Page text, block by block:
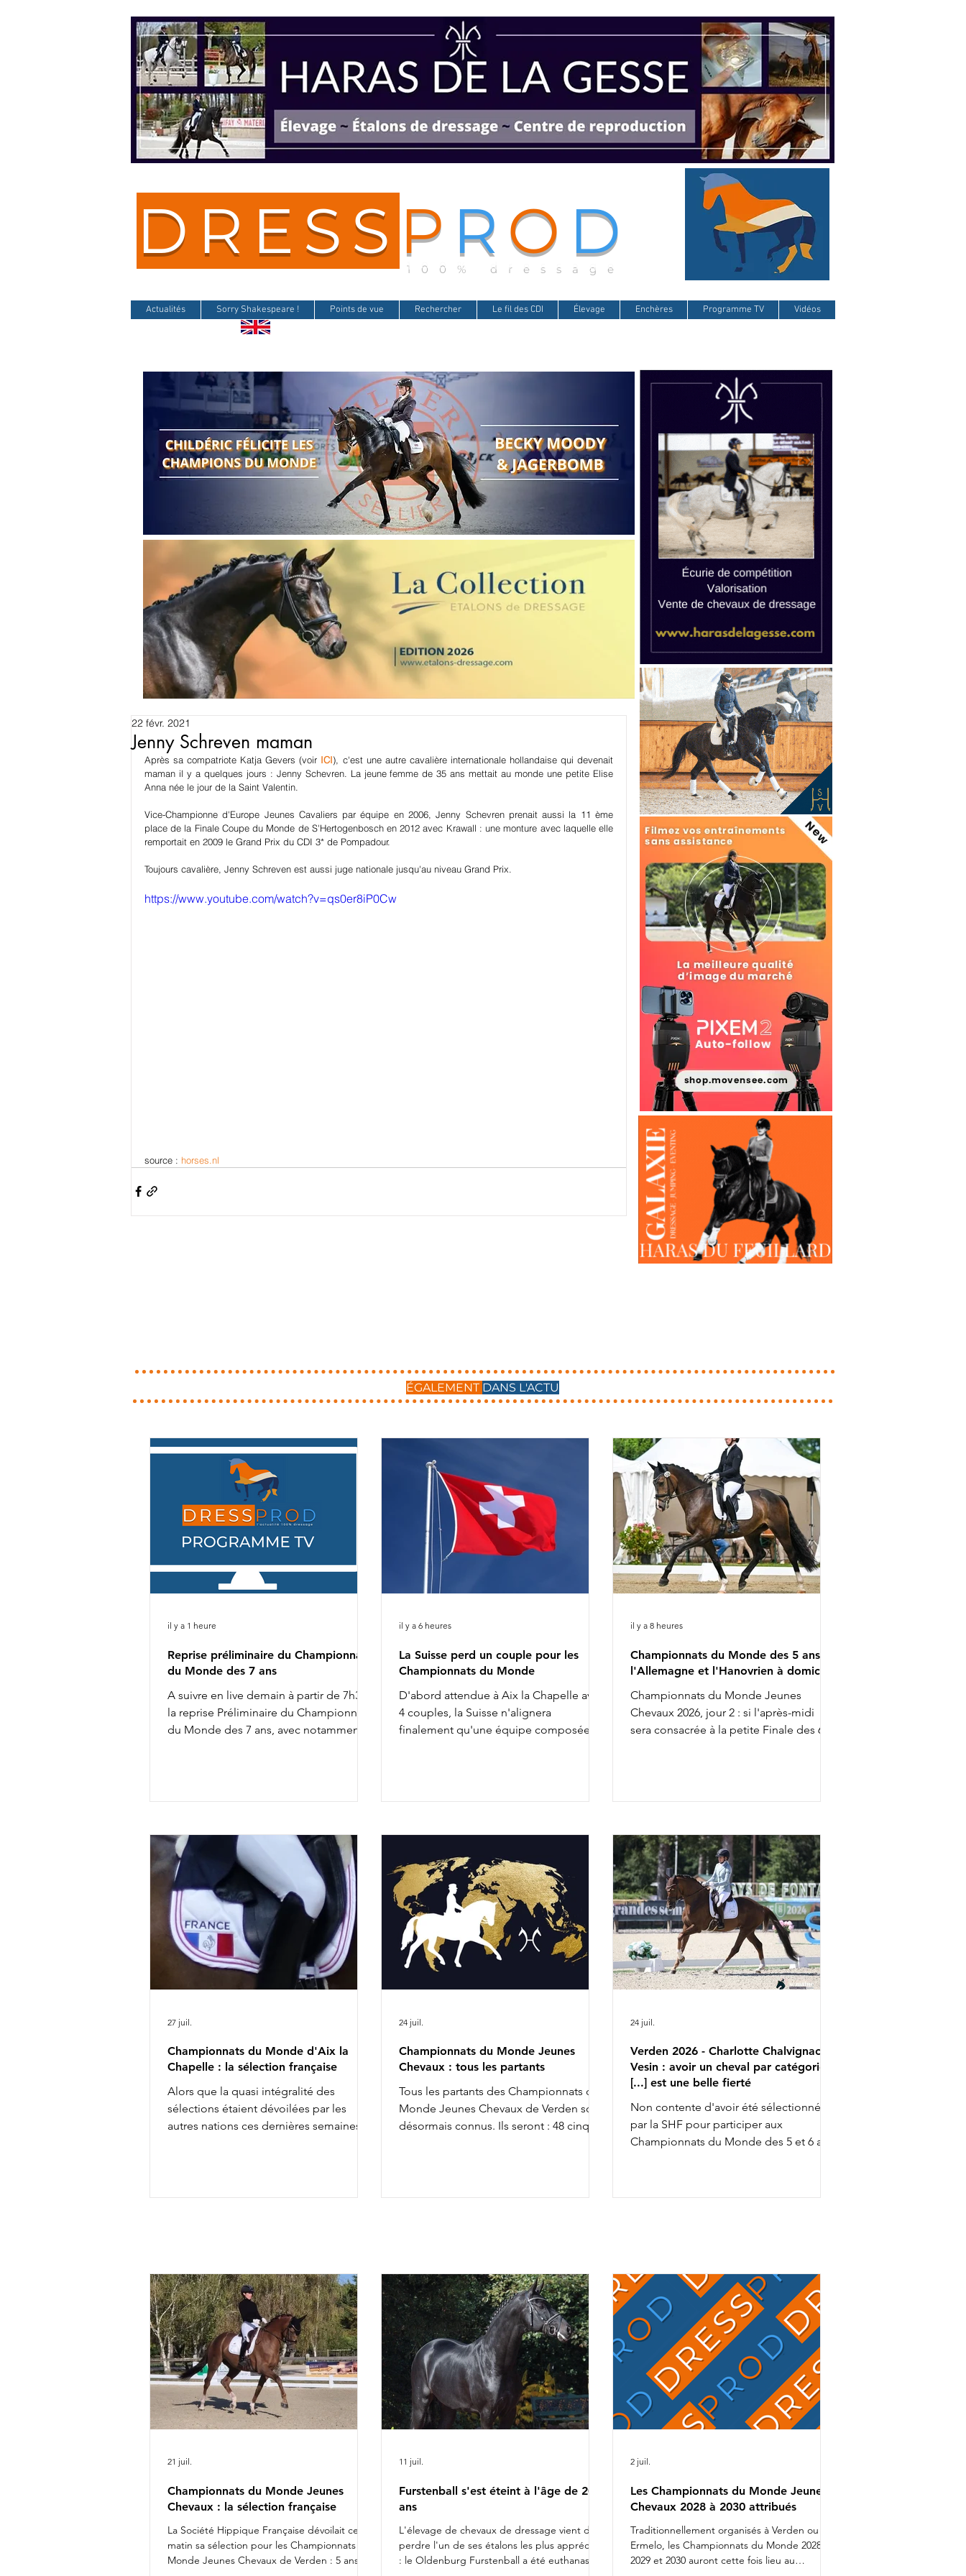
DRESS P RO D
100% dressage
Actualités Sorry Shakespeare ! Points de vue Rechercher Le fil des CDI Élevage Enchères Programme TV Vidéos
Jenny Schreven maman
22 févr. 2021
Après sa compatriote Katja Gevers (voir ICI), c'est une autre cavalière internationale hollandaise qui devenait
maman il y a quelques jours : Jenny Schevren. La jeune femme de 35 ans mettait au monde une petite Elise
Anna née le jour de la Saint Valentin.
Vice-Championne d'Europe Jeunes Cavaliers par équipe en 2006, Jenny Schevren prenait aussi la 11 ème
place de la Finale Coupe du Monde de S'Hertogenbosch en 2012 avec Krawall : une monture avec laquelle elle
remportait en 2009 le Grand Prix du CDI 3* de Pompadour.
Toujours cavalière, Jenny Schreven est aussi juge nationale jusqu'au niveau Grand Prix.
https://www.youtube.com/watch?v=qs0er8iP0Cw
source : horses.nl
ÉGALEMENT DANS L'ACTU
Reprise préliminaire du Championnat
du Monde des 7 ans
A suivre en live demain à partir de 7h30 :
la reprise Préliminaire du Championnat
du Monde des 7 ans, avec notamment :
9h58 : Charlotte Dujardin & Secret Agent
des Paluds 11h28 : Dinja van Liere & Red
Viper 13h14 : Jeanna Hogberg &
Severucci HT 13h22 : Leonie Richter &
Glamdale WP Liste de départ complète
ICI
il y a 1 heure
La Suisse perd un couple pour les
Championnats du Monde
D'abord attendue à Aix la Chapelle avec
4 couples, la Suisse n'alignera
finalement qu'une équipe composée
Charlotte Lenherr & Dettori et Estelle
semaine prochaine les couleurs
Bonheur de la Vie ont en effet été retirés
de l'équipe nationale. Aucune réserve
n'a par ailleurs été appelée pour les
rempl
il y a 6 heures
Championnats du Monde des 5 ans :
l'Allemagne et l'Hanovrien à domicile
Championnats du Monde Jeunes
Chevaux 2026, jour 2 : si l'après-midi
sera consacrée à la petite Finale des 6
sans être exagérément exubérant
comment on pourrait être résumer
Einfach Imposant B, vainqueur
aujourd'hui de la reprise Préliminaire
des 5 ans avec Kira Laura Soddemann ;
la cavalière de 39 ans participe cette
semaine à son premier
il y a 8 heures
Championnats du Monde d'Aix la
Chapelle : la sélection française
Alors que la quasi intégralité des
sélections étaient dévoilées par les
autres nations ces dernières semaines,
de l'équipe de France des
Roussel & Bel Amour Jean Morel
commentait : " Nous sommes fiers de
présenter une é
27 juil.
Championnats du Monde Jeunes
Chevaux : tous les partants
Tous les partants des Championnats du
Monde Jeunes Chevaux de Verden sont
désormais connus. Ils seront : 48 cinq
24 juil.
Verden 2026 - Charlotte Chalvignac
Vesin : avoir un cheval par catégorie
[...] est une belle fierté
Non contente d'avoir été sélectionnée
par la SHF pour participer aux
Championnats du Monde des 5 et 6 ans
Chalvignac et Jean Vesin prendront
dans quelques jours la route de
l'Allemagne avec 1 cheval par catégo
24 juil.
Championnats du Monde Jeunes
Chevaux : la sélection française
La Société Hippique Française dévoilait ce
matin sa sélection pour les Championnats du
Monde Jeunes Chevaux de Verden : 5 ans
21 juil.
Furstenball s'est éteint à l'âge de 20
ans
L'élevage de chevaux de dressage vient de
perdre l'un de ses étalons les plus appréciés
: le Oldenburg Furstenball a été euthanasié
11 juil.
Les Championnats du Monde Jeunes
Chevaux 2028 à 2030 attribués
Traditionnellement organisés à Verden ou
Ermelo, les Championnats du Monde 2028,
2029 et 2030 auront cette fois lieu au
2 juil.